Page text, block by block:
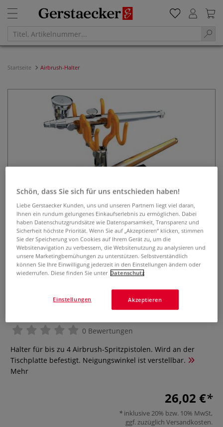
Startseite Airbrush-Halter
0 Bewertungen
Halter für bis zu 4 Airbrush-Spritzpistolen. Wird an der
Tischplatte befestigt. Neigungswinkel ist verstellbar.
Mehr
26,02 €
inklusive 20% bzw. 10% MwSt,
ggf. zuzüglich Versandkosten.
Schön, dass Sie sich für uns entschieden haben!
Liebe Gerstaecker Kunden, uns und unseren Partnern liegt viel daran,
Ihnen ein rundum gelungenes Einkaufserlebnis zu ermöglichen. Dabei
haben Datenschutzgrundsätze wie Datensparsamkeit, Transparenz und
Sicherheit höchste Priorität. Wenn Sie auf „Akzeptieren“ klicken, stimmen
Sie der Speicherung von Cookies auf Ihrem Gerät zu, um die
Websitenavigation zu verbessern, die Websitenutzung zu analysieren und
unsere Marketingbemühungen zu unterstützen. Selbstverständlich
können Sie Ihre Einwilligung jederzeit in den Einstellungen ändern oder
wiederrufen. Diese finden Sie unter Datenschutz
Akzeptieren
Einstellungen